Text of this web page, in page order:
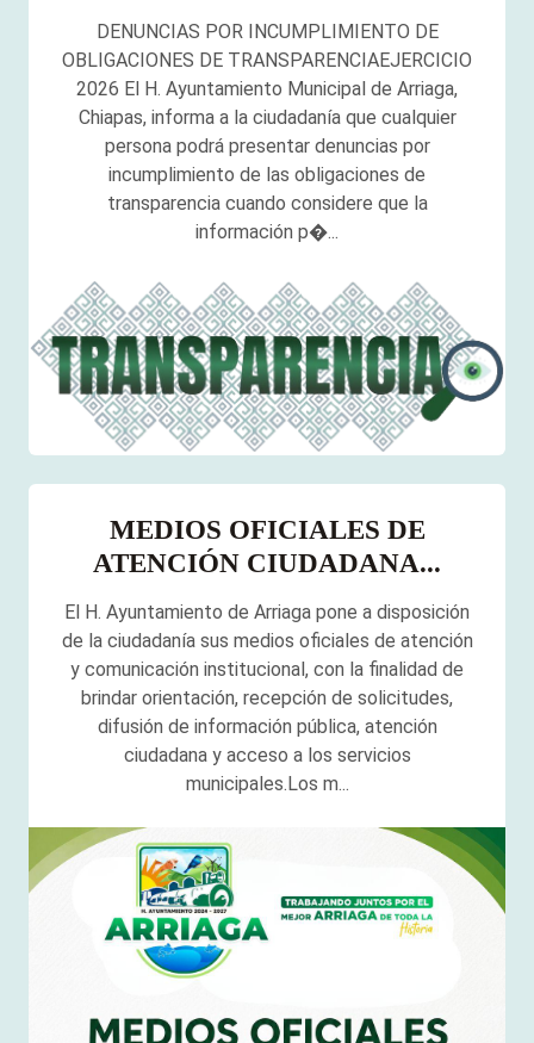
DENUNCIAS POR INCUMPLIMIENTO DE
OBLIGACIONES DE TRANSPARENCIAEJERCICIO
2026 El H. Ayuntamiento Municipal de Arriaga,
Chiapas, informa a la ciudadanía que cualquier
persona podrá presentar denuncias por
incumplimiento de las obligaciones de
transparencia cuando considere que la
información p�...
MEDIOS OFICIALES DE
ATENCIÓN CIUDADANA...
El H. Ayuntamiento de Arriaga pone a disposición
de la ciudadanía sus medios oficiales de atención
y comunicación institucional, con la finalidad de
brindar orientación, recepción de solicitudes,
difusión de información pública, atención
ciudadana y acceso a los servicios
municipales.Los m...